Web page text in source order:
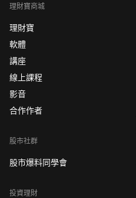
理財寶商城
理財寶
軟體
講座
線上課程
影音
合作作者
股市社群
股市爆料同學會
投資理財